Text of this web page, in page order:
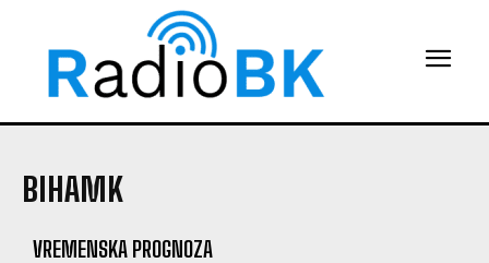
BIHAMK
VREMENSKA PROGNOZA